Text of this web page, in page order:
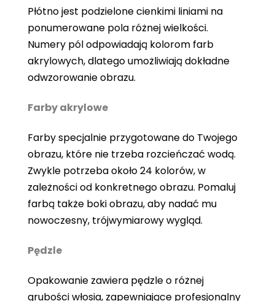
Płótno jest podzielone cienkimi liniami na
ponumerowane pola różnej wielkości.
Numery pól odpowiadają kolorom farb
akrylowych, dlatego umożliwiają dokładne
odwzorowanie obrazu.
Farby akrylowe
Farby specjalnie przygotowane do Twojego
obrazu, które nie trzeba rozcieńczać wodą.
Zwykle potrzeba około 24 kolorów, w
zależności od konkretnego obrazu. Pomaluj
farbą także boki obrazu, aby nadać mu
nowoczesny, trójwymiarowy wygląd.
Pędzle
Opakowanie zawiera pędzle o różnej
grubości włosia, zapewniające profesjonalny